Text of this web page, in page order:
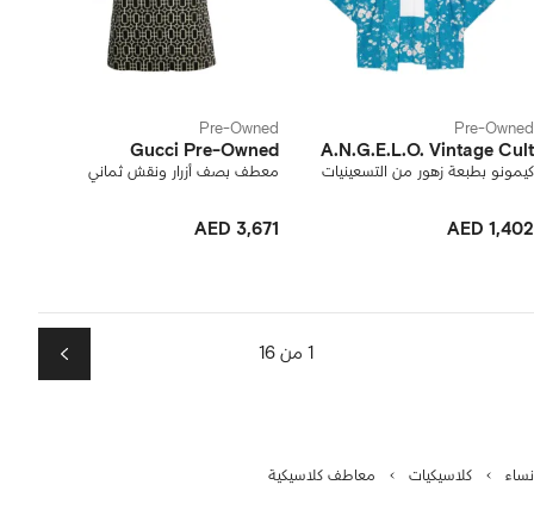
Pre-Owned
A.N.G.E.L.O. Vintage Cult
كيمونو بطبعة زهور من التسعينيات
AED 1,402
Pre-Owned
Gucci Pre-Owned
معطف بصف أزرار ونقش ثماني
AED 3,671
1 من 16 التالي
نساء كلاسيكيات معاطف كلاسيكية